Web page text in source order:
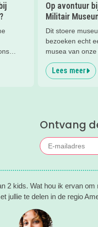
Op avontuur
Militair
Dit stoere
bezoeken echt
musea van
reden om de
ze zo leuk
gaan!
Lees meer
Ontvang
2 kids. Wat hou ik ervan
jullie te delen in de regio